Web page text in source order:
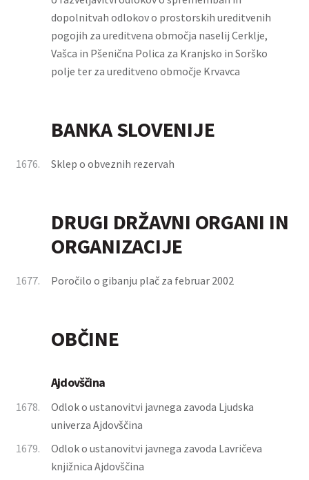
dopolnitvah odlokov o prostorskih ureditvenih
pogojih za ureditvena območja naselij Cerklje,
Vašca in Pšenična Polica za Kranjsko in Sorško
polje ter za ureditveno območje Krvavca
BANKA SLOVENIJE
1676. Sklep o obveznih rezervah
DRUGI DRŽAVNI ORGANI IN
ORGANIZACIJE
1677. Poročilo o gibanju plač za februar 2002
OBČINE
Ajdovščina
1678.
Odlok o ustanovitvi javnega zavoda Ljudska
univerza Ajdovščina
1679.
Odlok o ustanovitvi javnega zavoda Lavričeva
knjižnica Ajdovščina